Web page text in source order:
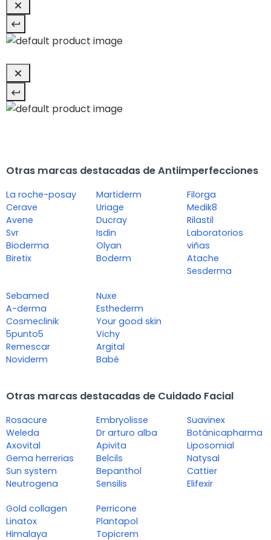
Otras marcas destacadas de Antiimperfecciones
La roche-posay
Cerave
Avene
Svr
Bioderma
Biretix
Martiderm
Uriage
Ducray
Isdin
Olyan
Boderm
Filorga
Medik8
Rilastil
Laboratorios
viñas
Atache
Sesderma
Sebamed
A-derma
Cosmeclinik
5punto5
Remescar
Noviderm
Nuxe
Esthederm
Your good skin
Vichy
Argital
Babé
Otras marcas destacadas de Cuidado Facial
Rosacure
Weleda
Axovital
Gema herrerias
Sun system
Neutrogena
Embryolisse
Dr arturo alba
Apivita
Belcils
Bepanthol
Sensilis
Suavinex
Botánicapharma
Liposomial
Natysal
Cattier
Elifexir
Gold collagen
Linatox
Himalaya
Perricone
Plantapol
Topicrem